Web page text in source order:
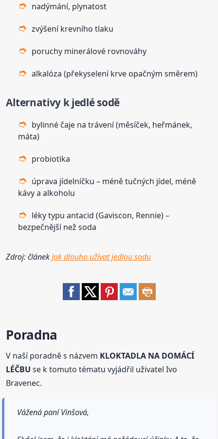
nadýmání, plynatost
zvýšení krevního tlaku
poruchy minerálové rovnováhy
alkalóza (překyselení krve opačným směrem)
Alternativy k jedlé sodě
bylinné čaje na trávení (měsíček, heřmánek,
máta)
probio­tika
úprava jídelníčku – méně tučných jídel, méně
kávy a alkoholu
léky typu antacid (Gaviscon, Rennie) –
bezpečnější než soda
Zdroj: článekJak dlouho užívat jedlou sodu
Poradna
V naší poradně s názvem KLOKTADLA NA DOMÁCÍ
LÉČBU se k tomuto tématu vyjádřil uživatel Ivo
Bravenec.
Vážená paní Vinšová,